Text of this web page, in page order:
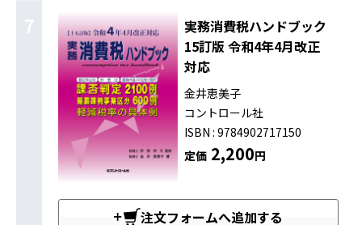
7
実務消費税ハンドブック
15訂版 令和4年4月改正
対応
金井恵美子
コントロール社
ISBN : 9784902717150
定価2,200円
注文フォームへ追加する